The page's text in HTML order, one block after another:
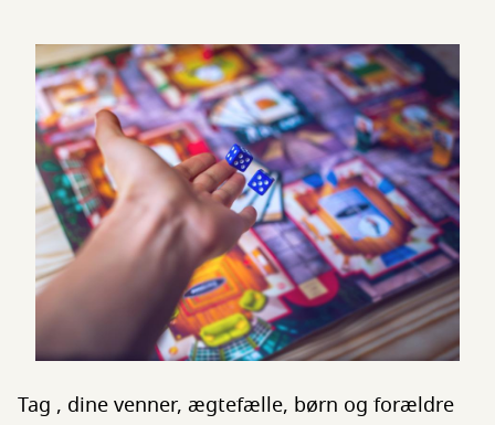
Tag , dine venner, ægtefælle, børn og forældre